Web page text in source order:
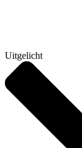
Uitgelicht